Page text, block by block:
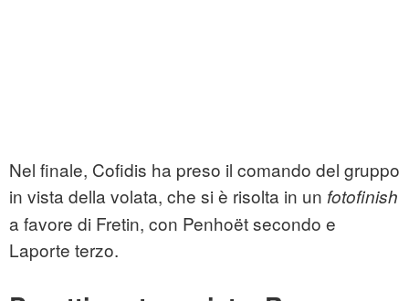
Nel finale, Cofidis ha preso il comando del gruppo
in vista della volata, che si è risolta in un fotofinish
a favore di Fretin, con Penhoët secondo e
Laporte terzo.